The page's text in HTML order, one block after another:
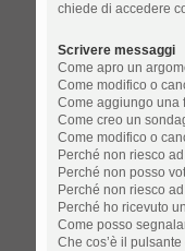
chiede di accedere
Scrivere messaggi
Come apro un
Come modifico o
Come aggiungo una
Come creo un
Come modifico o
Perché non riesco
Perché non posso
Perché non riesco
Perché ho ricevuto
Come posso
Che cos’è il